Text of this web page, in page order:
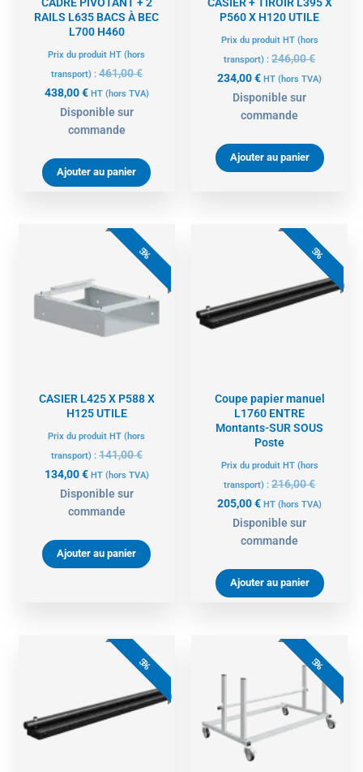
CADRE PIVOTANT + 2
RAILS L635 BACS À BEC
L700 H460
Prix du produit HT (hors
transport) : 461,00€
438,00€ HT (hors TVA)
Disponible sur
commande
Ajouter au panier
CASIER + TIROIR L395 X
P560 X H120 UTILE
Prix du produit HT (hors
transport) :246,00€
234,00€ HT (hors TVA)
Disponible sur
commande
Ajouter au panier
5%
CASIER L425 X P588 X
H125 UTILE
Prix du produit HT (hors
transport) : 141,00€
prix
initial
était :
141,00 €.
134,00€
est :
134,00 €.
HT (hors TVA)
Disponible sur
commande
Ajouter au panier
5%
Coupe papier manuel
L1760 ENTRE
Montants-SUR SOUS
Poste
Prix du produit HT (hors
transport) :216,00€
prix
initial
était :
205,00€
205,00 €.
HT (hors TVA)
Disponible sur
commande
Ajouter au panier
5%
prix
initial
était :
181,00 €.
5%
prix
initial
était :
545,00 €.
est :
518,00 €.